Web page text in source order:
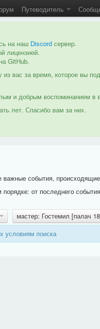
Путеводитель
на наш Discord сервер.
лицензией.
GitHub.
вас за время, которое вы
и добрым воспоминанием
лет. Спасибо вам за них.
события,
порядке: от последнего
мастер: Гостемил [палач
условиям поиска